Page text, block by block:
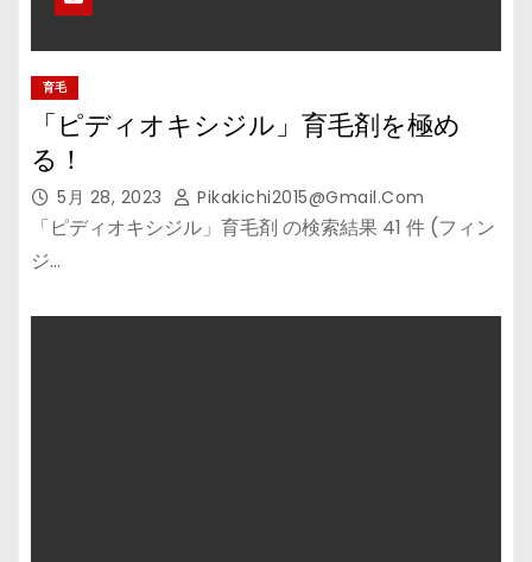
育毛
「ピディオキシジル」育毛剤を極め
る！
5月 28, 2023 Pikakichi2015@gmail.com
「ピディオキシジル」育毛剤 の検索結果 41 件 (フィン
ジ…